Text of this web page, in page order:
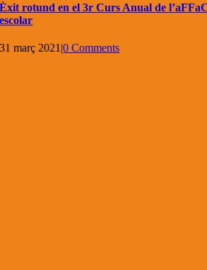
Èxit rotund en el 3r Curs Anual de
escolar
31 març 2021 |0 Comments